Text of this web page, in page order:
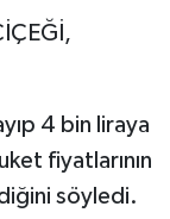
4 bin liraya
fiyatlarının
söyledi.